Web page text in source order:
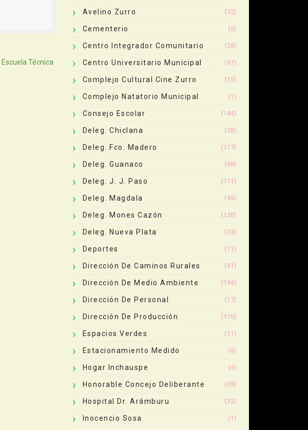
Técnica
Avelino Zurro (32)
Cementerio (5)
Centro Integrador Comunitario (28)
Centro Universitario Municipal (57)
Complejo Cultural Cine Zurro (10)
Complejo Natatorio Municipal (1)
Consejo Escolar (184)
Deleg. Chiclana (38)
Deleg. Fco. Madero (117)
Deleg. Guanaco (66)
Deleg. J. J. Paso (111)
Deleg. Magdala (45)
Deleg. Mones Cazón (120)
Deleg. Nueva Plata (32)
Deportes (11)
Dirección De Caminos Rurales (51)
Dirección De Medio Ambiente (194)
Dirección De Personal (17)
Dirección De Producción (110)
Espacios Verdes (11)
Estacionamiento Medido (6)
Hogar Inchauspe (4)
Honorable Concejo Deliberante (45)
Hospital Dr. Arámburu (32)
Inocencio Sosa (1)